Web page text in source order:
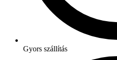
Gyors szállítás